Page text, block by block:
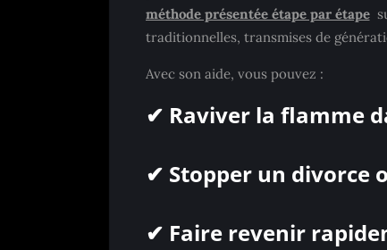
méthode présentée étape par étape
traditionnelles, transmises de
Avec son aide, vous pouvez :
✔ Raviver la flamme
✔ Stopper un divorce
✔ Faire revenir